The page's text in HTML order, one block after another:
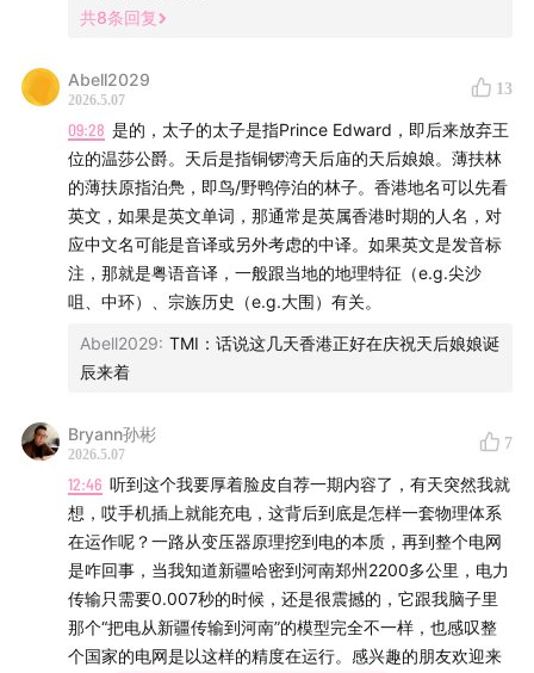
美国新梦：难以回流的制造业
电商的美国游戏，靠卷赢不了
涿州书库被淹一年后
拯救东北 1910
封面图片：汉洋和朋友们在一起干活
本期节目逐字稿在
诗梳风由汉洋和重轻主持，如需联系请致信
hy@funes.world
00:00:06 选题不是方法论，是个人好奇心
00:02:00 小选题：被生活瞬间触动，趁新鲜直接写
共8条回复
Abell2029
2026.5.07
13
09:28 是的，太子的太子是指Prince Edward，即后来放弃王
位的温莎公爵。天后是指铜锣湾天后庙的天后娘娘。薄扶林
的薄扶原指泊鳧，即鸟/野鸭停泊的林子。香港地名可以先看
英文，如果是英文单词，那通常是英属香港时期的人名，对
应中文名可能是音译或另外考虑的中译。如果英文是发音标
注，那就是粤语音译，一般跟当地的地理特征（e.g.尖沙
咀、中环）、宗族历史（e.g.大围）有关。
Abell2029: TMI：话说这几天香港正好在庆祝天后娘娘诞
辰来着
Bryann孙彬
2026.5.07
7
12:46
想，哎手机插上就能充电，这背后到底是怎样一套物理体系
在运作呢？一路从变压器原理挖到电的本质，再到整个电网
是咋回事，当我知道新疆哈密到河南郑州2200多公里，电力
传输只需要0.007秒的时候，还是很震撼的，它跟我脑子里
那个“把电从新疆传输到河南”的模型完全不一样，也感叹整
个国家的电网是以这样的精度在运行。感兴趣的朋友欢迎来